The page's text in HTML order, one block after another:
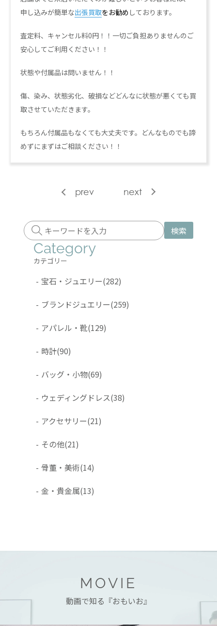
申し込みが簡単な出張買取をお勧め しております。
査定料、キャンセル料0円！！一切ご負担ありませんのご
安心してご利用ください！！
状態や付属品は問いません！！
傷、染み、状態劣化、破損などどんなに状態が悪くても買
取させていただきます。
もちろん付属品もなくても大丈夫です。どんなものでも諦
めずにまずはご相談ください！！
prev next
検索
Category
カテゴリー
- 宝石・ジュエリー(282)
- ブランドジュエリー(259)
- アパレル・靴(129)
- 時計(90)
- バッグ・小物(69)
- ウェディングドレス(38)
- アクセサリー(21)
- その他(21)
- 骨董・美術(14)
- 金・貴金属(13)
MOVIE
動画で知る『おもいお』